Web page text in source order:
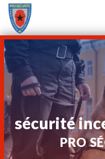
sécurité
PRO
Panneau de gestion des